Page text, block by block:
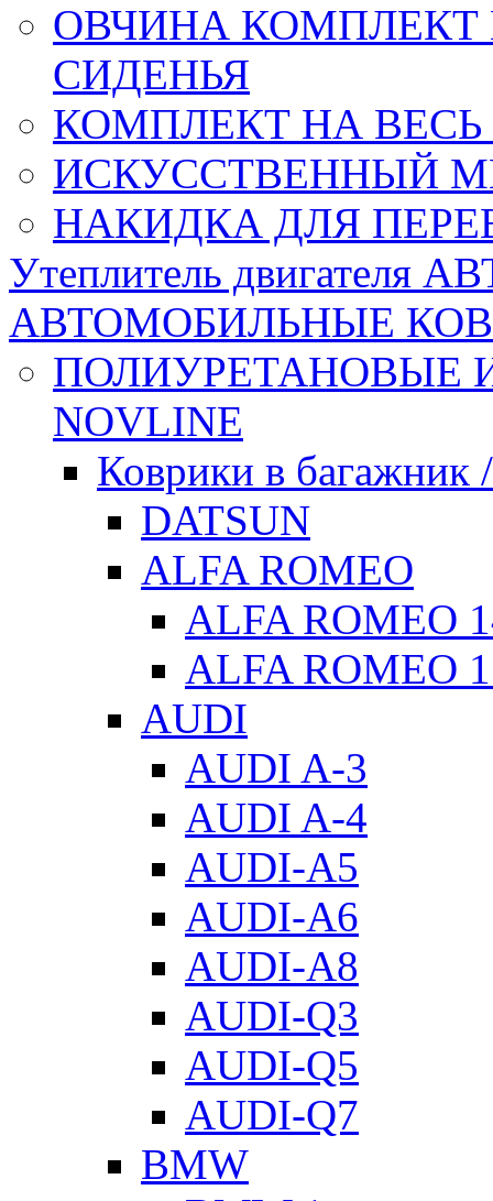
ОВЧИНА КОМПЛЕКТ
СИДЕНЬЯ
КОМПЛЕКТ НА
ИСКУССТВЕННЫЙ
НАКИДКА ДЛЯ
Утеплитель двигателя
АВТОМОБИЛЬНЫЕ
ПОЛИУРЕТАНОВЫЕ
NOVLINE
Коврики в багажник
DATSUN
ALFA ROMEO
ALFA ROMEO
ALFA ROMEO
AUDI
AUDI A-3
AUDI A-4
AUDI-A5
AUDI-A6
AUDI-A8
AUDI-Q3
AUDI-Q5
AUDI-Q7
BMW